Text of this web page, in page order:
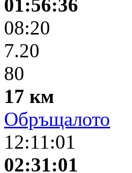
01:56:36
08:20
7.20
80
17 км
Обръщалото
12:11:01
02:31:01